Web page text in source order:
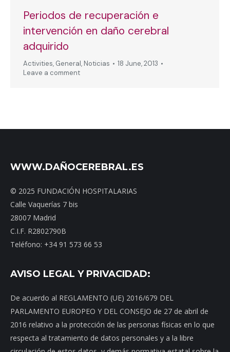
Periodos de recuperación e
intervención en daño cerebral
adquirido
Activities, General, Noticias
18 June, 2013
Leave a comment
WWW.DAÑOCEREBRAL.ES
© 2025 FUNDACIÓN HOSPITALARIAS
Calle Vaquerías 7 bis
28007 Madrid
C.I.F. R2802790B
Teléfono: +34 91 573 66 53
AVISO LEGAL Y PRIVACIDAD:
De acuerdo al REGLAMENTO (UE) 2016/679 DEL
PARLAMENTO EUROPEO Y DEL CONSEJO de 27 de abril de
2016 relativo a la protección de las personas físicas en lo que
respecta al tratamiento de datos personales y a la libre